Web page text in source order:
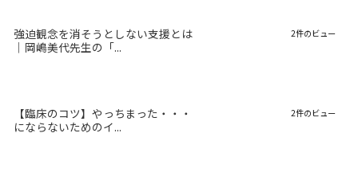
強迫観念を消そうとしない支援とは
｜岡嶋美代先生の「...
2件のビュー
【臨床のコツ】やっちまった・・・
にならないためのイ...
2件のビュー